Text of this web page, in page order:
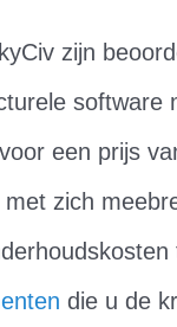
zijn
software
een prijs
zich
die u de